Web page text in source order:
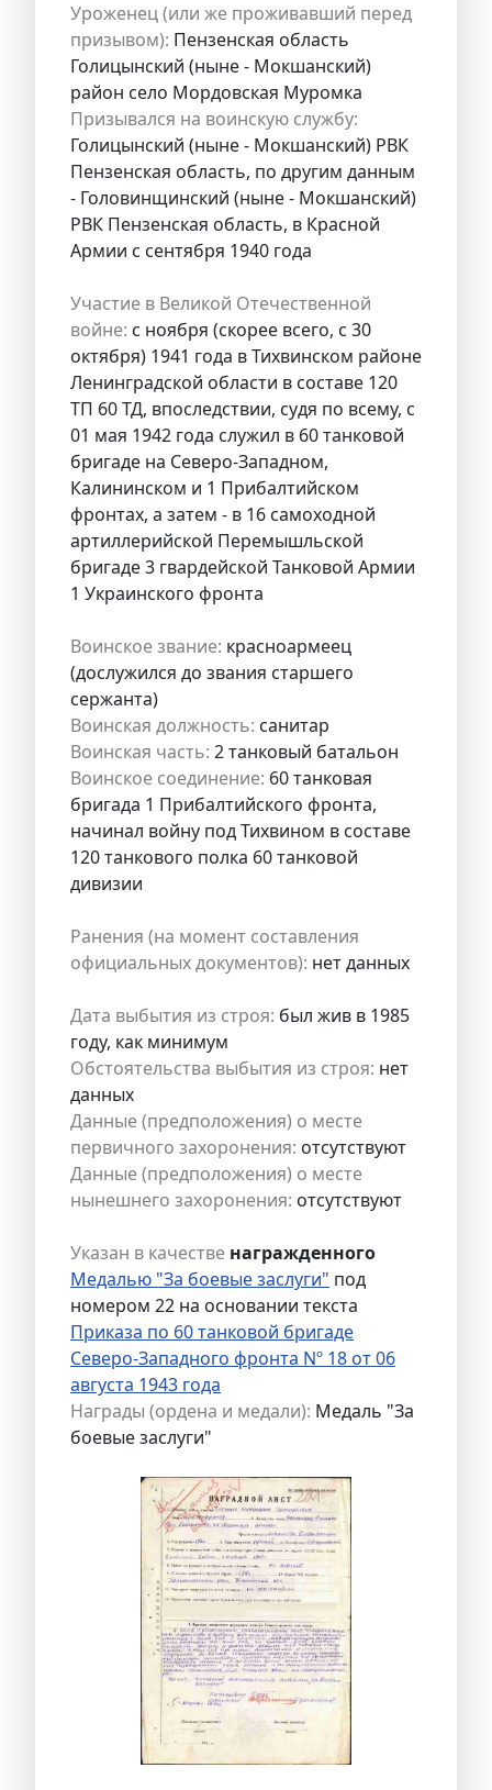
Уроженец (или же проживавший перед
призывом): Пензенская область
Голицынский (ныне - Мокшанский)
район село Мордовская Муромка
Призывался на воинскую службу:
Голицынский (ныне - Мокшанский) РВК
Пензенская область, по другим данным
- Головинщинский (ныне - Мокшанский)
РВК Пензенская область, в Красной
Армии с сентября 1940 года
Участие в Великой Отечественной
войне: с ноября (скорее всего, с 30
октября) 1941 года в Тихвинском районе
Ленинградской области в составе 120
ТП 60 ТД, впоследствии, судя по всему, с
01 мая 1942 года служил в 60 танковой
бригаде на Северо-Западном,
Калининском и 1 Прибалтийском
фронтах, а затем - в 16 самоходной
артиллерийской Перемышльской
бригаде 3 гвардейской Танковой Армии
1 Украинского фронта
Воинское звание: красноармеец
(дослужился до звания старшего
сержанта)
Воинская должность: санитар
Воинская часть: 2 танковый батальон
Воинское соединение: 60 танковая
бригада 1 Прибалтийского фронта,
начинал войну под Тихвином в составе
120 танкового полка 60 танковой
дивизии
Ранения (на момент составления
официальных документов): нет данных
Дата выбытия из строя: был жив в 1985
году, как минимум
Обстоятельства выбытия из строя: нет
данных
Данные (предположения) о месте
первичного захоронения: отсутствуют
Данные (предположения) о месте
нынешнего захоронения: отсутствуют
Указан в качестве награжденного
Медалью "За боевые заслуги" под
номером 22 на основании текста
Приказа по 60 танковой бригаде
Северо-Западного фронта Nº 18 от 06
августа 1943 года
Награды (ордена и медали): Медаль "За
боевые заслуги"